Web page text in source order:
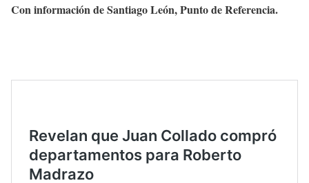
Con información de Santiago León, Punto de Referencia.